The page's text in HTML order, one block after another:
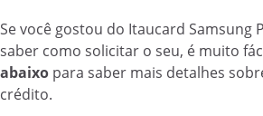
Se você gostou do Itaucard Samsung
saber como solicitar o seu, é muito
abaixo para saber mais detalhes
crédito.